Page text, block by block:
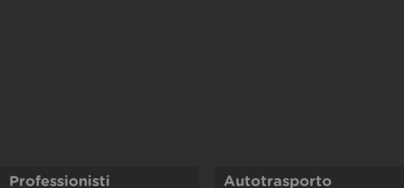
Professionisti Autotrasporto